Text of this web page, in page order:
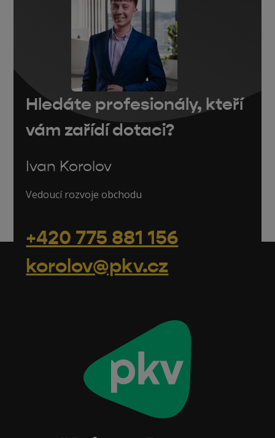
Hledáte profesionály, kteří
vám zařídí dotaci?
Ivan Korolov
Vedoucí rozvoje obchodu
+420 775 881 156
korolov@pkv.cz